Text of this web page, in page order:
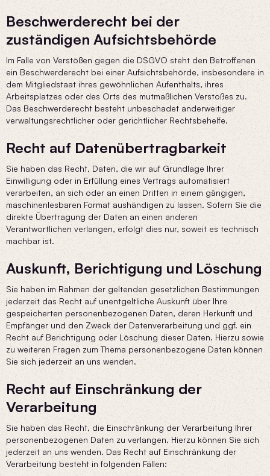
Beschwerde­recht bei der
zuständigen Aufsichts­behörde
Im Falle von Verstößen gegen die DSGVO steht den Betroffenen
ein Beschwerderecht bei einer Aufsichtsbehörde, insbesondere in
dem Mitgliedstaat ihres gewöhnlichen Aufenthalts, ihres
Arbeitsplatzes oder des Orts des mutmaßlichen Verstoßes zu.
Das Beschwerderecht besteht unbeschadet anderweitiger
verwaltungsrechtlicher oder gerichtlicher Rechtsbehelfe.
Recht auf Daten­übertrag­barkeit
Sie haben das Recht, Daten, die wir auf Grundlage Ihrer
Einwilligung oder in Erfüllung eines Vertrags automatisiert
verarbeiten, an sich oder an einen Dritten in einem gängigen,
maschinenlesbaren Format aushändigen zu lassen. Sofern Sie die
direkte Übertragung der Daten an einen anderen
Verantwortlichen verlangen, erfolgt dies nur, soweit es technisch
machbar ist.
Auskunft, Berichtigung und Löschung
Sie haben im Rahmen der geltenden gesetzlichen Bestimmungen
jederzeit das Recht auf unentgeltliche Auskunft über Ihre
gespeicherten personenbezogenen Daten, deren Herkunft und
Empfänger und den Zweck der Datenverarbeitung und ggf. ein
Recht auf Berichtigung oder Löschung dieser Daten. Hierzu sowie
zu weiteren Fragen zum Thema personenbezogene Daten können
Sie sich jederzeit an uns wenden.
Recht auf Einschränkung der
Verarbeitung
Sie haben das Recht, die Einschränkung der Verarbeitung Ihrer
personenbezogenen Daten zu verlangen. Hierzu können Sie sich
jederzeit an uns wenden. Das Recht auf Einschränkung der
Verarbeitung besteht in folgenden Fällen: